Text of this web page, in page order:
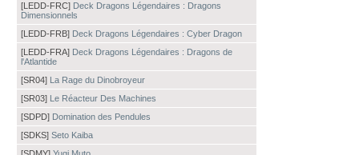
[LEDD-FRC] Deck Dragons Légendaires : Dragons
Dimensionnels
[LEDD-FRB] Deck Dragons Légendaires : Cyber Dragon
[LEDD-FRA] Deck Dragons Légendaires : Dragons de
l'Atlantide
[SR04] La Rage du Dinobroyeur
[SR03] Le Réacteur Des Machines
[SDPD] Domination des Pendules
[SDKS] Seto Kaiba